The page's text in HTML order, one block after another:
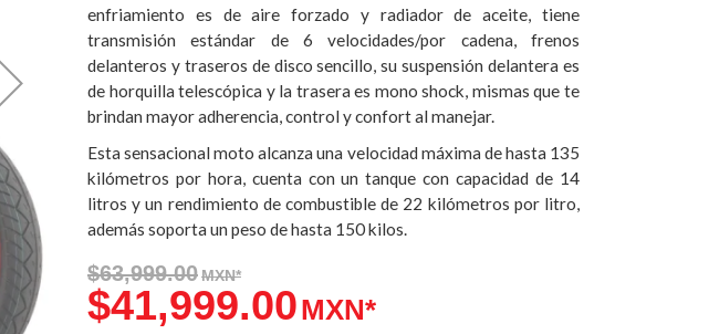
enfriamiento es de aire forzado y radiador de aceite, tiene
transmisión estándar de 6 velocidades/por cadena, frenos
delanteros y traseros de disco sencillo, su suspensión delantera es
de horquilla telescópica y la trasera es mono shock, mismas que te
brindan mayor adherencia, control y confort al manejar.
Esta sensacional moto alcanza una velocidad máxima de hasta 135
kilómetros por hora, cuenta con un tanque con capacidad de 14
litros y un rendimiento de combustible de 22 kilómetros por litro,
además soporta un peso de hasta 150 kilos.
$63,999.00
$41,999.00